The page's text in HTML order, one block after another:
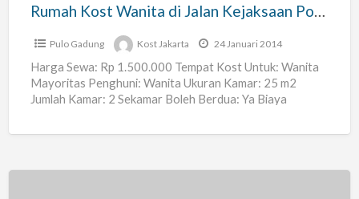
Duren
Sawit
Jakarta
Timur
Rumah Kost Wanita di Jalan Kejaksaan Pondok Bambu Duren Sawit Jakarta Timur
Pulo Gadung Kost Jakarta 24 Januari 2014
Harga Sewa: Rp 1.500.000 Tempat Kost Untuk: Wanita
Mayoritas Penghuni: Wanita Ukuran Kamar: 25 m2
Jumlah Kamar: 2 Sekamar Boleh Berdua: Ya Biaya